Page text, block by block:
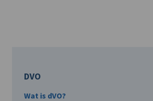
DVO
Wat is dVO?